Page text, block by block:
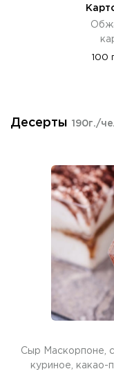
100
Десерты 190г./
Сыр Маскорпоне,
куриное, какао-